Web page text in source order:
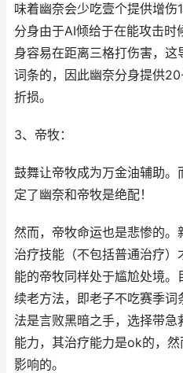
味着幽奈会少吃壹个提供增
分身由于AI倾给于在能攻击时
身容易在距离三格打伤害，
词条的，因此幽奈分身提供
折损。
3、帝牧：
鼓舞让帝牧成为万金油辅助
定了幽奈和帝牧是绝配！
然而，帝牧命运也是悲惨的
治疗技能（不包括普通治疗
能的帝牧同样处于尴尬处境
续老方法，即老子不吃赛季
法是言败黑暗之手，选择带
能力，其治疗能力是ok的，
影响的。